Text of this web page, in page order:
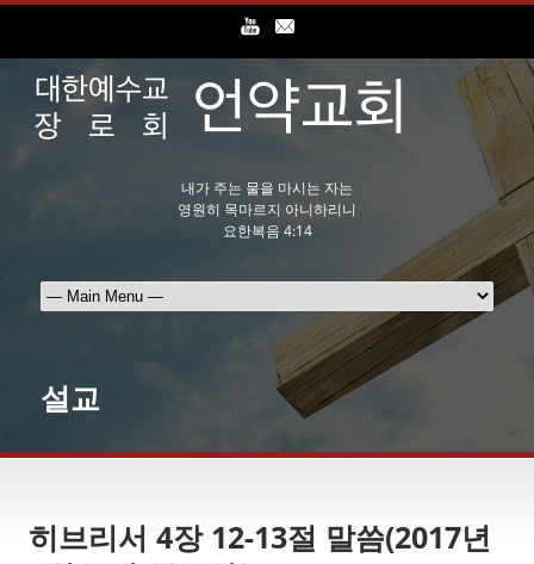
내가 주는 물을 마시는 자는
영원히 목마르지 아니하리니
요한복음 4:14
설교
히브리서 4장 12-13절 말씀(2017년